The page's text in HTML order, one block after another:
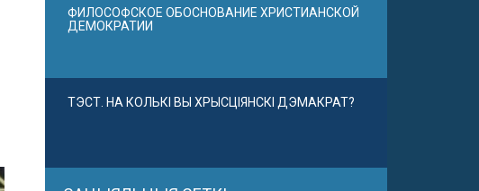
ФИЛОСОФСКОЕ ОБОСНОВАНИЕ ХРИСТИАНСКОЙ
ДЕМОКРАТИИ
ТЭСТ. НА КОЛЬКІ ВЫ ХРЫСЦІЯНСКІ ДЭМАКРАТ?